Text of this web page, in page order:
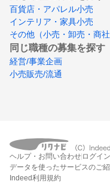
百貨店・アパレル小売
インテリア・家具小売
その他（小売・卸売・商社
同じ職種の募集を探す
経営/事業企画
小売販売/流通
ヘルプ・お問い合わせ ログイ
データを使ったサービスのご
Indeed利用規約